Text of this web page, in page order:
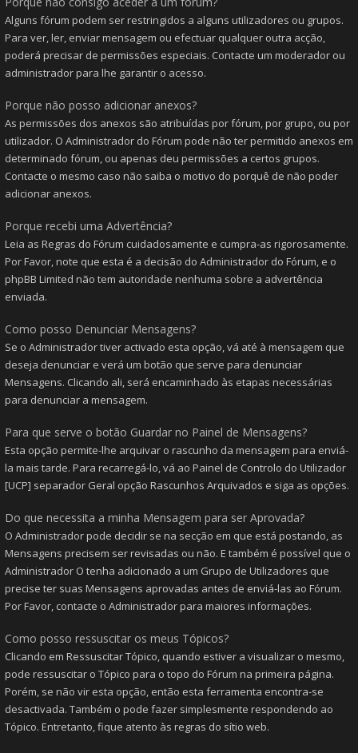
Alguns fórum podem ser restringidos a alguns utilizadores ou grupos.
Para ver, ler, enviar mensagem ou efectuar qualquer outra acção,
poderá precisar de permissões especiais. Contacte um moderador ou
administrador para lhe garantir o acesso.
Porque não posso adicionar anexos?
As permissões dos anexos são atribuídas por fórum, por grupo, ou por
utilizador. O Administrador do Fórum pode não ter permitido anexos em
determinado fórum, ou apenas deu permissões a certos grupos.
Contacte o mesmo caso não saiba o motivo do porquê de não poder
adicionar anexos.
Porque recebi uma Advertência?
Leia as Regras do Fórum cuidadosamente e cumpra-as rigorosamente.
Por Favor, note que esta é a decisão do Administrador do Fórum, e o
phpBB Limited não tem autoridade nenhuma sobre a advertência
enviada.
Como posso Denunciar Mensagens?
Se o Administrador tiver activado esta opção, vá até à mensagem que
deseja denunciar e verá um botão que serve para denunciar
Mensagens. Clicando ali, será encaminhado às etapas necessárias
para denunciar a mensagem.
Para que serve o botão Guardar no Painel de Mensagens?
Esta opção permite-lhe arquivar o rascunho da mensagem para enviá-
la mais tarde. Para recarregá-lo, vá ao Painel de Controlo do Utilizador
[UCP] separador Geral opção Rascunhos Arquivados e siga as opções.
Do que necessita a minha Mensagem para ser Aprovada?
O Administrador pode decidir se na secção em que está postando, as
Mensagens precisem ser revisadas ou não. E também é possível que o
Administrador O tenha adicionado a um Grupo de Utilizadores que
precise ter suas Mensagens aprovadas antes de enviá-las ao Fórum.
Por Favor, contacte o Administrador para maiores informações.
Como posso ressuscitar os meus Tópicos?
Clicando em Ressuscitar Tópico, quando estiver a visualizar o mesmo,
pode ressuscitar o Tópico para o topo do Fórum na primeira página.
Porém, se não vir esta opção, então esta ferramenta encontra-se
desactivada. Também o pode fazer simplesmente respondendo ao
Tópico. Entretanto, fique atento às regras do sítio web.